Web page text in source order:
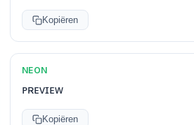
Kopiëren
NEON
ᴘʀᴇᴠɪᴇᴡ
Kopiëren